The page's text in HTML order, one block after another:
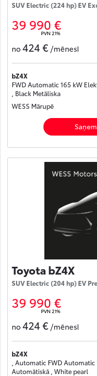
SUV Electric (224 hp) EV
39 990 €
PVN 21%
no424 € /mēnesī
bZ4X
FWD Automatic 165 kW
, Black Metāliska
WESS Mārupē
Toyota bZ4X
SUV Electric (204 hp) EV
39 990 €
PVN 21%
no424 € /mēnesī
bZ4X
, Automatic FWD
Automātiskā , White pearl